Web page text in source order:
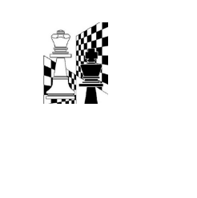
hoofdnavigatie
sidebar
voettekst